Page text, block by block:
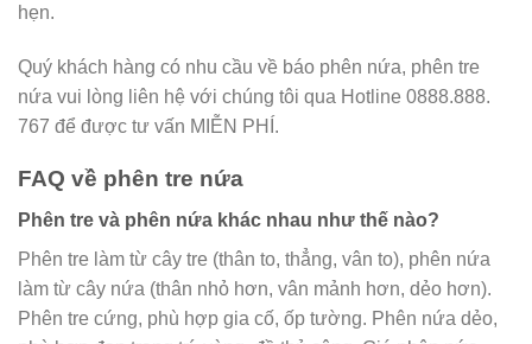
hẹn.
Quý khách hàng có nhu cầu về báo phên nứa, phên tre
nứa vui lòng liên hệ với chúng tôi qua Hotline 0888.888.
767 để được tư vấn MIỄN PHÍ.
FAQ về phên tre nứa
Phên tre và phên nứa khác nhau như thế nào?
Phên tre làm từ cây tre (thân to, thẳng, vân to), phên nứa
làm từ cây nứa (thân nhỏ hơn, vân mảnh hơn, dẻo hơn).
Phên tre cứng, phù hợp gia cố, ốp tường. Phên nứa dẻo,